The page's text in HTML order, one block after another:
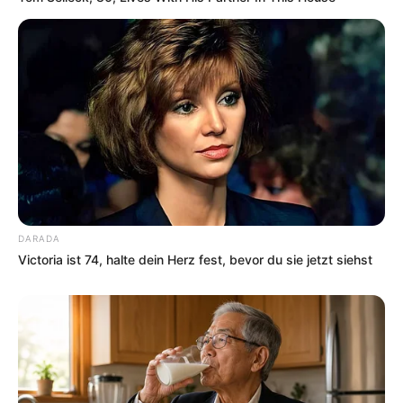
08.11.2026 19:00 Uhr: HEAVEN 17 -
„ELECTRONICALLY YOURS“ Tour 2026 im
Veranst
altungsplan für Bremen
10.11.2026 20:00 Uhr: HEAVEN 17 -
„ELECTRONICALLY YOURS“ Tour 2026 im
altungsplan für München
11.11.2026 20:00 Uhr: HEAVEN 17 -
„ELECTRONICALLY YOURS“ Tour 2026 im
Veranst
altungsplan für Stuttgart
13.11.2026 20:00 Uhr: HEAVEN 17 -
„ELECTRONICALLY YOURS“ Tour 2026 im
altungsplan für Frankfurt am Main
14.11.2026 20:00 Uhr: HEAVEN 17 -
„ELECTRONICALLY YOURS“ Tour 2026 im Veranst
altungsplan für Münster
15.11.2026 19:00 Uhr: HEAVEN 17 -
„ELECTRONICALLY YOURS“ Tour 2026 imVeranst
DARADA
Victoria ist 74, halte dein Herz fest, bevor du sie jetzt siehst